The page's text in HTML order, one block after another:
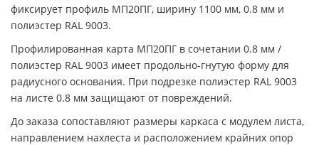
фиксирует профиль МП20ПГ, ширину 1100 мм, 0.8 мм и
полиэстер RAL 9003.
Профилированная карта МП20ПГ в сочетании 0.8 мм /
полиэстер RAL 9003 имеет продольно-гнутую форму для
радиусного основания. При подрезке полиэстер RAL 9003
на листе 0.8 мм защищают от повреждений.
До заказа сопоставляют размеры каркаса с модулем листа,
направлением нахлеста и расположением крайних опор